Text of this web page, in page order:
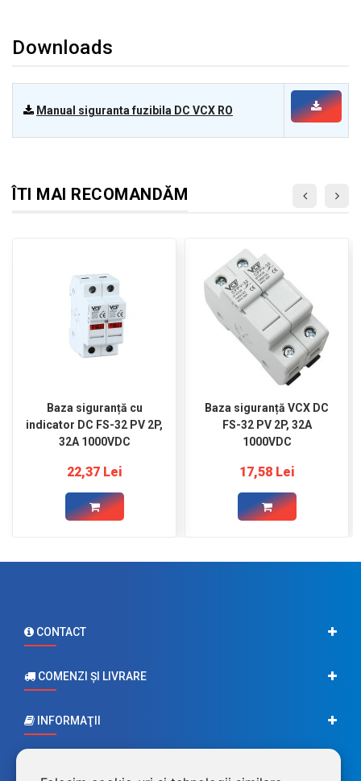
Downloads
Manual siguranta fuzibila DC VCX RO
ÎTI MAI RECOMANDĂM
Baza siguranță cu
indicator DC FS-32 PV 2P,
32A 1000VDC
22,37 Lei
Baza siguranță VCX DC
FS-32 PV 2P, 32A
1000VDC
17,58 Lei
CONTACT
COMENZI ŞI LIVRARE
INFORMAŢII